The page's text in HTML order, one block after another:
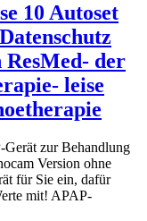
10 Autoset
der
leise
zur Behandlung
Version ohne
für Sie ein, dafür
mit! APAP-